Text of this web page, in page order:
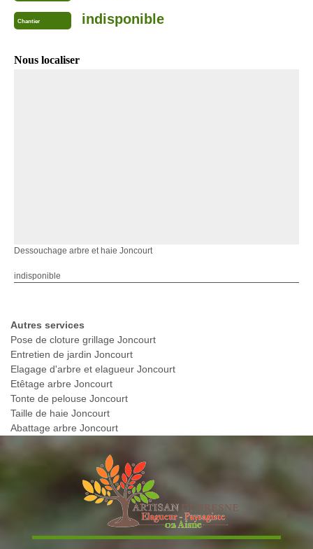
Chantier indisponible
Nous localiser
Dessouchage arbre et haie Joncourt
indisponible
Autres services
Pose de cloture grillage Joncourt
Entretien de jardin Joncourt
Elagage d'arbre et elagueur Joncourt
Etêtage arbre Joncourt
Tonte de pelouse Joncourt
Taille de haie Joncourt
Abattage arbre Joncourt